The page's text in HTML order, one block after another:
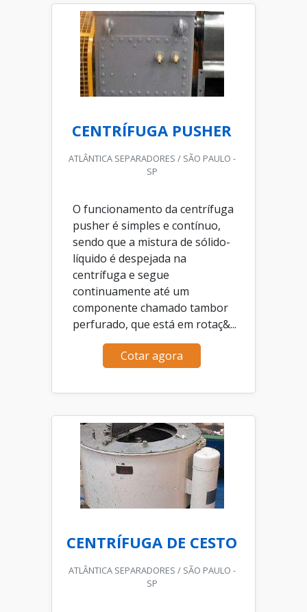
CENTRÍFUGA PUSHER
ATLÂNTICA SEPARADORES / SÃO PAULO -
SP
O funcionamento da centrífuga
pusher é simples e contínuo,
sendo que a mistura de sólido-
líquido é despejada na
centrífuga e segue
continuamente até um
componente chamado tambor
perfurado, que está em rotaç&...
Cotar agora
CENTRÍFUGA DE CESTO
ATLÂNTICA SEPARADORES / SÃO PAULO -
SP